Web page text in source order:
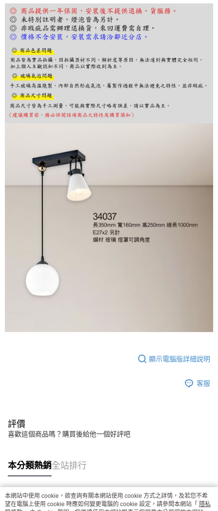
【「AFTEE先享後付」結帳流程】
１．於結帳方式選擇「AFTEE先享後付」後，將跳轉至「AFTEE先享後付」
結帳頁面，進行簡訊認證並確認金額後，即可完成結帳。
２．訂單成立數日內，您將收到繳費通知簡訊。
３．收到繳費通知簡訊後14天內，點擊此簡訊中的連結，可透過四大超商／
ATM／網路銀行／等多元方式進行付款，方視為交易完成。
※ 請注意：結帳手續完成當下不需立刻繳費，但若您需要取消訂單，請聯絡
購買商品的店家。未經商家同意取消之訂單仍視為有效，需透過AFTEE先享
後付繳納相關費用。
※ 交易是否成功請以「AFTEE先享後付 」之結帳頁面顯示為準，若有關於
是否繳費成功／繳費後需取消欲退款等相關疑問，請聯繫「AFTEE先享後付
客戶支援中心」
https://netprotections.freshdesk.com/support/home
權轉讓予恩沛科技股份有限公司。
２．關於個人資料處理事宜，請瀏覽以下網址：
https://aftee.tw/terms/#terms3
３．未成年的使用者請事先徵得法定代理人或監護人之同意方可使用
「AFTEE先享後付」，若未經同意申辦者引起之損失，本公司不負相關責
時審查核予不同之上限額度；若仍有額度不足之情形，本公司將視審查結果
５．嚴禁一人註冊多個帳號或使用他人資訊註冊。若發現惡意使用之情形，
恩沛科技股份有限公司將有權停止該用戶之使用額度並採取法律行動。
每筆NT$180，滿NT$5,000(含以上)免運費
顯示電腦版詳細說明
客服
評價
喜歡這個商品嗎？購買後給他一個好評吧
本分類熱銷全站排行
熱門標籤
本網站中使用 cookie，欲查詢有關本網站使用 cookie 方式之詳情，及若您不希
望在電腦上使用 cookie 時應如何變更電腦的 cookie 設定，請參閱本網站「 隱私